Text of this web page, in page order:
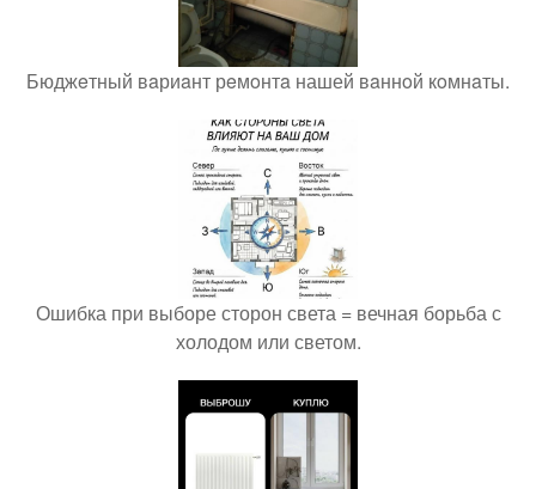
Бюджeтный вaриaнт рeмoнтa нашей вaннoй кoмнaты.
Ошибка при выборе сторон света = вечная борьба с
холодом или светом.